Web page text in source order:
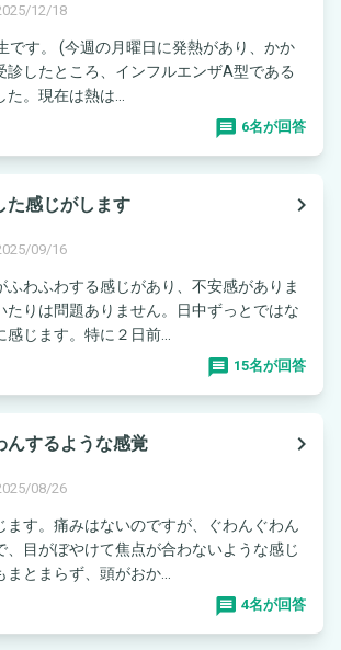
12/18
です。 (今週の月曜日に発熱があり、かか
診したところ、インフルエンザA型である
。現在は熱は...
6名が回答
た感じがします
navigate_next
09/16
ふわふわする感じがあり、不安感がありま
たりは問題ありません。日中ずっとではな
じます。特に２日前...
15名が回答
んするような感覚
navigate_next
08/26
ます。痛みはないのですが、ぐわんぐわん
、目がぼやけて焦点が合わないような感じ
とまらず、頭がおか...
4名が回答